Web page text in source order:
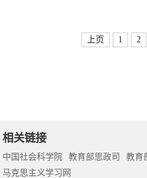
上页 1 2
相关链接
中国社会科学院 教育部思政司 教育
马克思主义学习网